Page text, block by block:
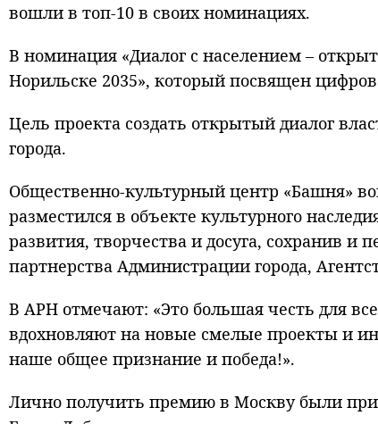
вошли в топ-10 в своих номинациях.
В номинация «Диалог с населением –
Норильске 2035», который посвящен
Цель проекта создать открытый диалог
города.
Общественно-культурный центр «Башня»
разместился в объекте культурного
развития, творчества и досуга, сохранив
партнерства Администрации города,
В АРН отмечают: «Это большая честь для
вдохновляют на новые смелые проекты и
наше общее признание и победа!».
Лично получить премию в Москву были